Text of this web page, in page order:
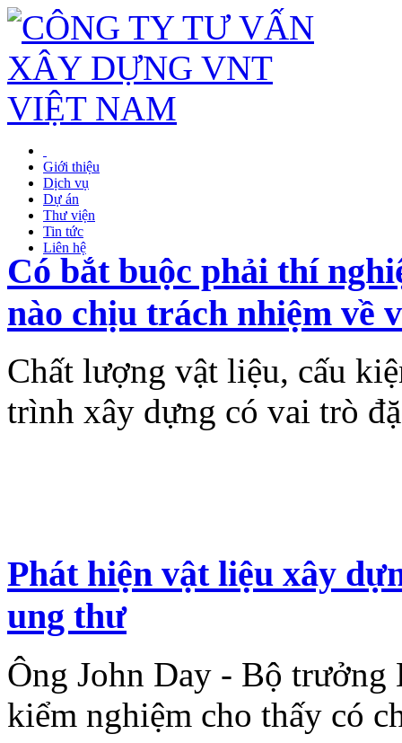
Giới thiệu
Dịch vụ
Dự án
Thư viện
Tin tức
Liên hệ
Có bắt buộc phải thí
nào chịu trách nhiệm về
Chất lượng vật liệu, cấu
trình xây dựng có vai trò
Phát hiện vật liệu xây
ung thư
Ông John Day - Bộ trưởng
kiểm nghiệm cho thấy có